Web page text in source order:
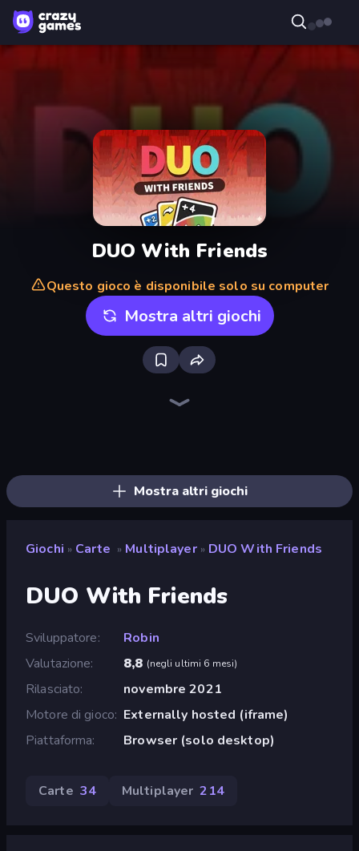
DUO With Friends
Questo gioco è disponibile solo su computer
Mostra altri giochi
Mostra altri giochi
Giochi » Carte » Multiplayer » DUO With Friends
DUO With Friends
Sviluppatore
Robin
Valutazione
8,8 (negli ultimi 6 mesi)
Rilasciato
novembre 2021
Motore di gioco Externally hosted (iframe)
Piattaforma
Browser (solo desktop)
Carte 34 Multiplayer 214